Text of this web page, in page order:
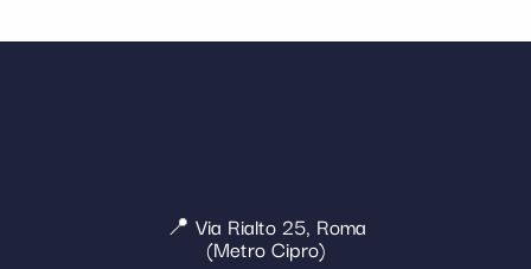
📍 Via Rialto 25, Roma
(Metro Cipro)